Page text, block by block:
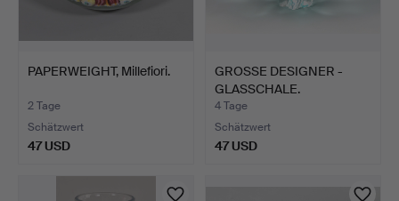
PAPERWEIGHT, Millefiori.
2 Tage
Schätzwert
47 USD
GROSSE DESIGNER -
GLASSCHALE.
4 Tage
Schätzwert
47 USD